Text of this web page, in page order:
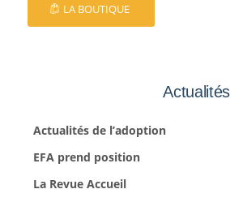
LA BOUTIQUE
Actualités de l’adoption
EFA prend position
La Revue Accueil